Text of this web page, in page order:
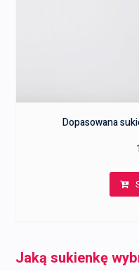
Dopasowana
Jaką sukienkę